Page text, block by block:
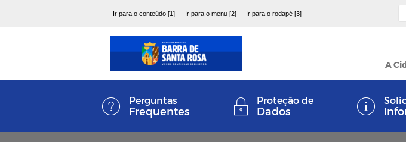
Ir para o conteúdo [1] Ir para o menu [2] Ir para o rodapé [3]
A
Perguntas
Frequentes
Proteção de
Dados